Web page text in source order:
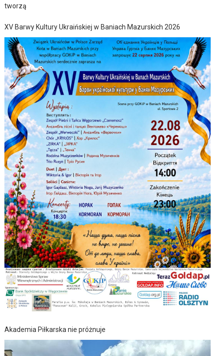
tworzą
XV Barwy Kultury Ukraińskiej w Baniach Mazurskich 2026
Akademia Piłkarska nie próżnuje